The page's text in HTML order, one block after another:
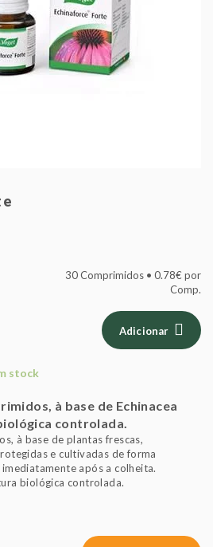
30 Comprimidos • 0.78€ por
Comp.
Adicionar
stock
à base de Echinacea
controlada.
à base de plantas frescas,
e cultivadas de forma
após a colheita.
biológica controlada.